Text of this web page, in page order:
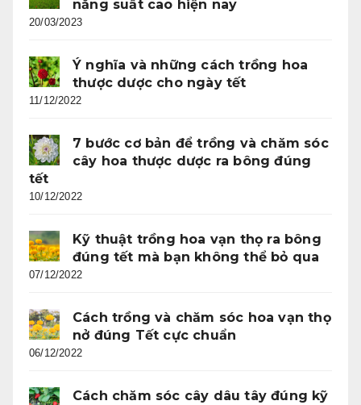
năng suất cao hiện nay
20/03/2023
Ý nghĩa và những cách trồng hoa
thược dược cho ngày tết
11/12/2022
7 bước cơ bản để trồng và chăm sóc
cây hoa thược dược ra bông đúng
tết
10/12/2022
Kỹ thuật trồng hoa vạn thọ ra bông
đúng tết mà bạn không thể bỏ qua
07/12/2022
Cách trồng và chăm sóc hoa vạn thọ
nở đúng Tết cực chuẩn
06/12/2022
Cách chăm sóc cây dâu tây đúng kỹ